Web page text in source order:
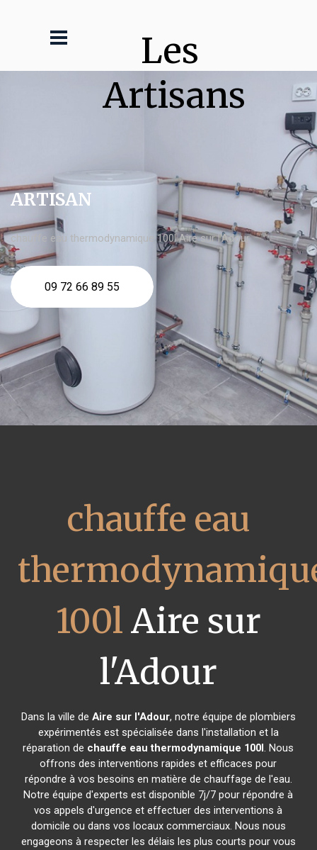
Les
Artisans
ARTISAN
chauffe eau thermodynamique 100l Aire sur l'Adour
09 72 66 89 55
chauffe eau
100l Aire sur
l'Adour
Dans la ville de Aire sur l'Adour, notre équipe de plombiers
expérimentés est spécialisée dans l'installation et la
réparation de chauffe eau thermodynamique 100l. Nous
offrons des interventions rapides et efficaces pour
répondre à vos besoins en matière de chauffage de l'eau.
Notre équipe d'experts est disponible 7j/7 pour répondre à
vos appels d'urgence et effectuer des interventions à
domicile ou dans vos locaux commerciaux. Nous nous
engageons à respecter les délais les plus courts pour vous